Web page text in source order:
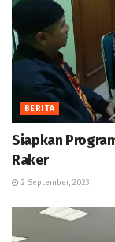
BERITA
Siapkan
Raker
2 September, 2023